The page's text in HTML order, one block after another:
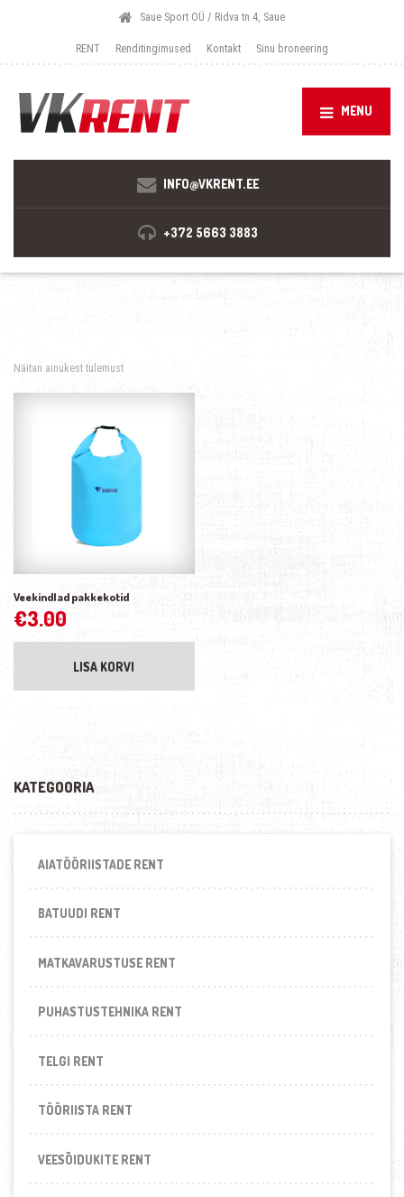
Saue Sport OÜ / Ridva tn 4, Saue
RENT Renditingimused Kontakt Sinu broneering
MENU
INFO@VKRENT.EE
+372 5663 3883
Näitan ainukest tulemust
Veekindlad pakkekotid
€3.00
LISA KORVI
KATEGOORIA
AIATÖÖRIISTADE RENT
BATUUDI RENT
MATKAVARUSTUSE RENT
PUHASTUSTEHNIKA RENT
TELGI RENT
TÖÖRIISTA RENT
VEESÕIDUKITE RENT